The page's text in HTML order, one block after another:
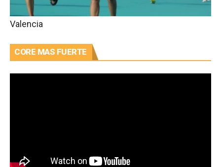
Valencia
CORE MAS FUERTE